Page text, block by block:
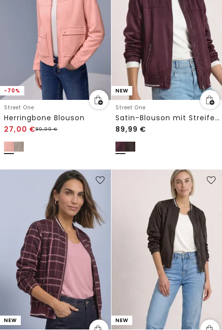
-70%
Street One
Herringbone Blouson
27,00 €89,99€
NEW
Street One
Satin-Blouson mit Streifendetails
89,99 €
NEW NEW